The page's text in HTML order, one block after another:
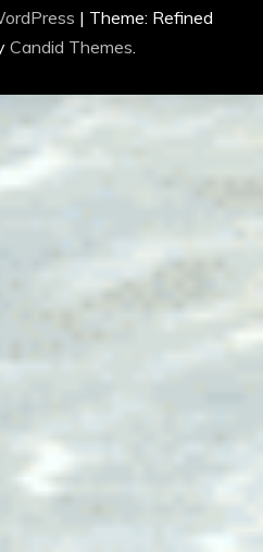
| Theme: Refined
Candid Themes